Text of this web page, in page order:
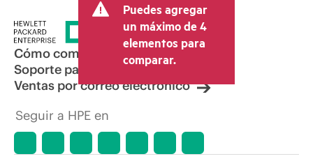
Puedes agregar
un máximo de 4
elementos para
comparar.
Cómo comprar
Soporte para productos
Ventas por correo electrónico
Seguir a HPE en